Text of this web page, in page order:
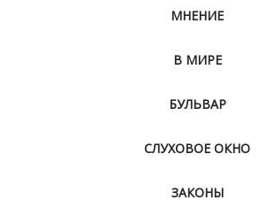
МНЕНИЕ
В МИРЕ
БУЛЬВАР
СЛУХОВОЕ ОКНО
ЗАКОНЫ